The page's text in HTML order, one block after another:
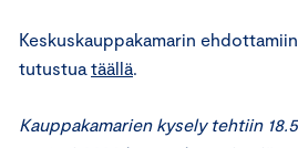
Keskuskauppakamarin
tutustua täällä.
Kauppakamarien kysely tehtiin